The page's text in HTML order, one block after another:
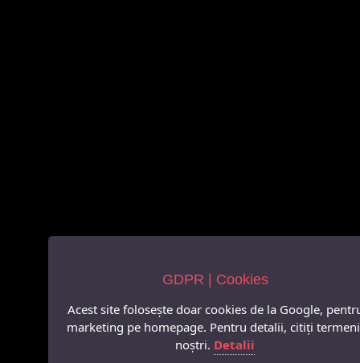
GDPR | Cookies
Acest site folosește doar cookies de la Google,
marketing pe homepage. Pentru detalii, citiți
noștri. Detalii